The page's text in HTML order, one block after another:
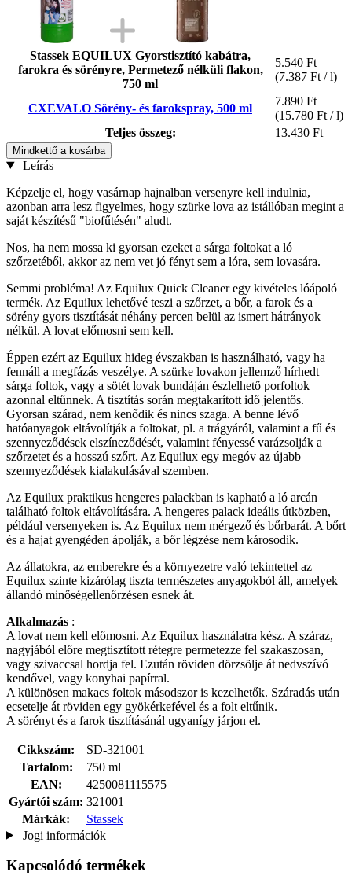
Stassek EQUILUX Gyorstisztító kabátra,
farokra és sörényre, Permetező nélküli flakon,
750 ml
5.540 Ft
(7.387 Ft / l)
CXEVALO Sörény- és farokspray, 500 ml
7.890 Ft
(15.780 Ft / l)
Teljes összeg:
13.430 Ft
Mindkettő a kosárba
Leírás
Képzelje el, hogy vasárnap hajnalban versenyre kell indulnia,
azonban arra lesz figyelmes, hogy szürke lova az istállóban megint a
saját készítésű "biofűtésén" aludt.
Nos, ha nem mossa ki gyorsan ezeket a sárga foltokat a ló
szőrzetéből, akkor az nem vet jó fényt sem a lóra, sem lovasára.
Semmi probléma! Az Equilux Quick Cleaner egy kivételes lóápoló
termék. Az Equilux lehetővé teszi a szőrzet, a bőr, a farok és a
sörény gyors tisztítását néhány percen belül az ismert hátrányok
nélkül. A lovat előmosni sem kell.
Éppen ezért az Equilux hideg évszakban is használható, vagy ha
fennáll a megfázás veszélye. A szürke lovakon jellemző hírhedt
sárga foltok, vagy a sötét lovak bundáján észlelhető porfoltok
azonnal eltűnnek. A tisztítás során megtakarított idő jelentős.
Gyorsan szárad, nem kenődik és nincs szaga. A benne lévő
hatóanyagok eltávolítják a foltokat, pl. a trágyáról, valamint a fű és
szennyeződések elszíneződését, valamint fényessé varázsolják a
szőrzetet és a hosszú szőrt. Az Equilux egy megóv az újabb
szennyeződések kialakulásával szemben.
Az Equilux praktikus hengeres palackban is kapható a ló arcán
található foltok eltávolítására. A hengeres palack ideális útközben,
például versenyeken is. Az Equilux nem mérgező és bőrbarát. A bőrt
és a hajat gyengéden ápolják, a bőr légzése nem károsodik.
Az állatokra, az emberekre és a környezetre való tekintettel az
Equilux szinte kizárólag tiszta természetes anyagokból áll, amelyek
állandó minőségellenőrzésen esnek át.
Alkalmazás :
A lovat nem kell előmosni. Az Equilux használatra kész. A száraz,
nagyjából előre megtisztított rétegre permetezze fel szakaszosan,
vagy szivaccsal hordja fel. Ezután röviden dörzsölje át nedvszívó
kendővel, vagy konyhai papírral.
A különösen makacs foltok másodszor is kezelhetők. Száradás után
ecsetelje át röviden egy gyökérkefével és a folt eltűnik.
A sörényt és a farok tisztításánál ugyanígy járjon el.
Cikkszám:
SD-321001
Tartalom:
750 ml
EAN:
4250081115575
Gyártói szám: 321001
Márkák:
Stassek
Jogi információk
Kapcsolódó termékek